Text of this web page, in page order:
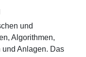
und
Algorithmen,
und Anlagen. Das